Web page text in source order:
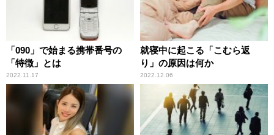
「090」で始まる携帯番号の
「特徴」とは
2022.11.17
就寝中に起こる「こむら返
り」の原因は何か
2022.12.06